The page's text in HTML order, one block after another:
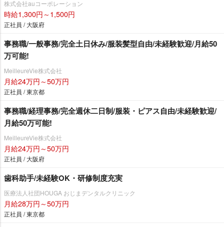
株式会社auコーポレーション
時給1,300円～1,500円
正社員 / 大阪府
事務職/一般事務/完全土日休み/服装髪型自由/未経験歓迎/月給50
万可能!
MeilleureVie株式会社
月給24万円～50万円
正社員 / 東京都
事務職/経理事務/完全週休二日制/服装・ピアス自由/未経験歓迎/
月給50万可能!
MeilleureVie株式会社
月給24万円～50万円
正社員 / 大阪府
歯科助手/未経験OK・研修制度充実
医療法人社団HOUGA おじまデンタルクリニック
月給28万円～50万円
正社員 / 東京都